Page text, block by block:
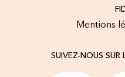
Mentions
SUIVEZ-NOUS SUR